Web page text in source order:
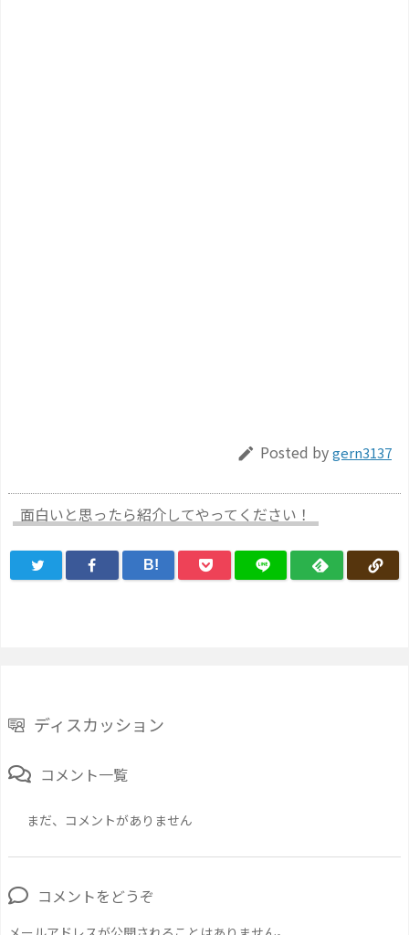
 Posted bygern3137
面白いと思ったら紹介してやってください！
B!
ディスカッション
コメント一覧
まだ、コメントがありません
コメントをどうぞ